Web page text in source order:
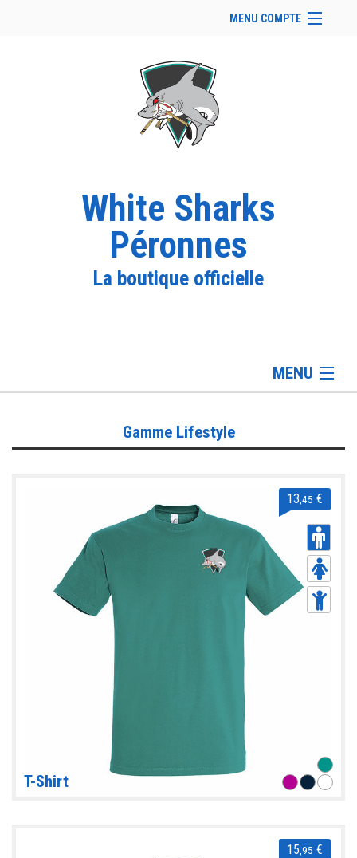
MENU COMPTE
Site Web du club
Facebook
Se connecter
Panier (vide
White Sharks
Péronnes
La boutique officielle
MENU
Gamme Training
Informations
Gamme Lifestyle
13 ,45 €
T-Shirt
15 ,95 €